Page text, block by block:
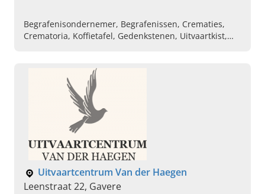
Begrafenisondernemer, Begrafenissen, Crematies,
Crematoria, Koffietafel, Gedenkstenen, Uitvaartkist,
Uitvaartcentrum Van der Haegen
Leenstraat 22, Gavere